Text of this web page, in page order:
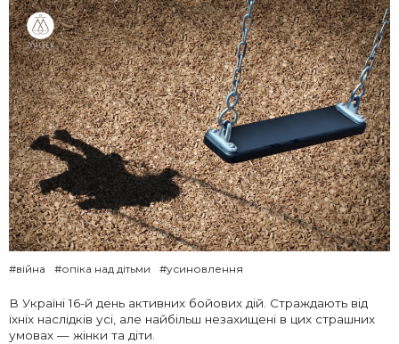
#війна #опіка над дітьми #усиновлення
В Україні 16-й день активних бойових дій. Страждають від
їхніх наслідків усі, але найбільш незахищені в цих страшних
умовах — жінки та діти.